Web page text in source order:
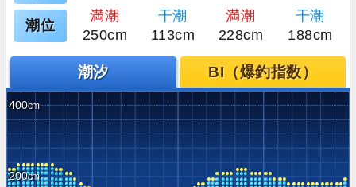
潮位
満潮 干潮 満潮
干潮
250cm
113cm 228cm 188cm
潮汐 BI（爆釣指数）
400
200